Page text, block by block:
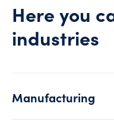
Here you
industries
Manufacturing